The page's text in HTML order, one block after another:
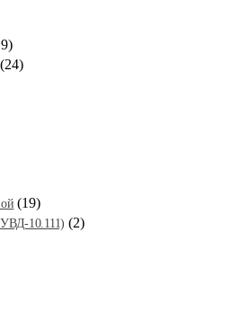
(24)
(19)
10.111) (2)